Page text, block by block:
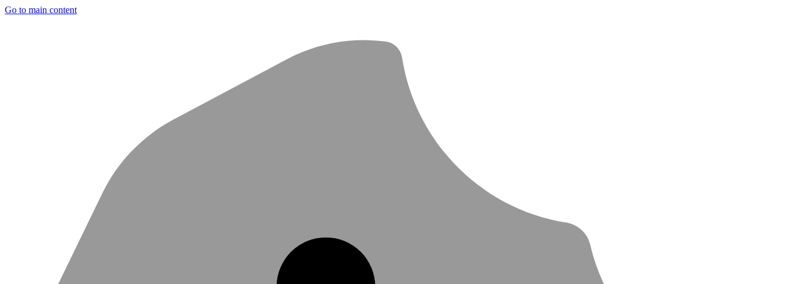
Go to main content